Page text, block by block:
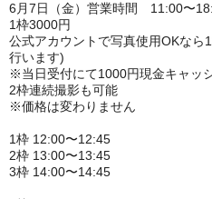
6月7日（金）営業時間 11:00〜
1枠3000円
公式アカウントで写真使用OKな
行います)
※当日受付にて1000円現金キャッ
2枠連続撮影も可能
※価格は変わりません
1枠 12:00〜12:45
2枠 13:00〜13:45
3枠 14:00〜14:45